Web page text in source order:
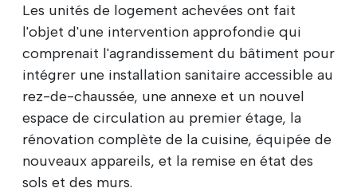
Les unités de logement achevées ont fait
l'objet d'une intervention approfondie qui
comprenait l'agrandissement du bâtiment pour
intégrer une installation sanitaire accessible au
rez-de-chaussée, une annexe et un nouvel
espace de circulation au premier étage, la
rénovation complète de la cuisine, équipée de
nouveaux appareils, et la remise en état des
sols et des murs.